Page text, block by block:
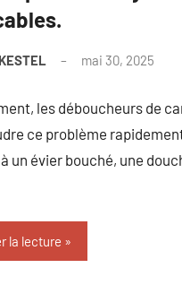
mai 30, 2025
les déboucheurs de
ce problème
un évier bouché, une
la lecture